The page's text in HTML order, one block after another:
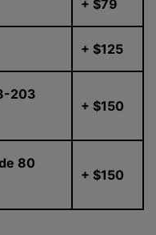
+ $79
+ $125
203
+ $150
80
+ $150